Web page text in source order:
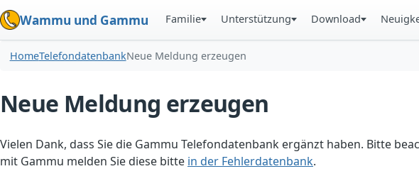
Wammu und Gammu Familie Unterstützung Download
HomeTelefondatenbankNeue Meldung erzeugen
Neue Meldung erzeugen
Vielen Dank, dass Sie die Gammu Telefondatenbank ergänzt haben. Bitte
mit Gammu melden Sie diese bitte in der Fehlerdatenbank.